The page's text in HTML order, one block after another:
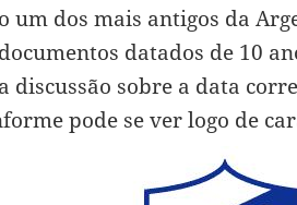
um dos mais antigos da
datados de 10
discussão sobre a data
pode se ver logo de